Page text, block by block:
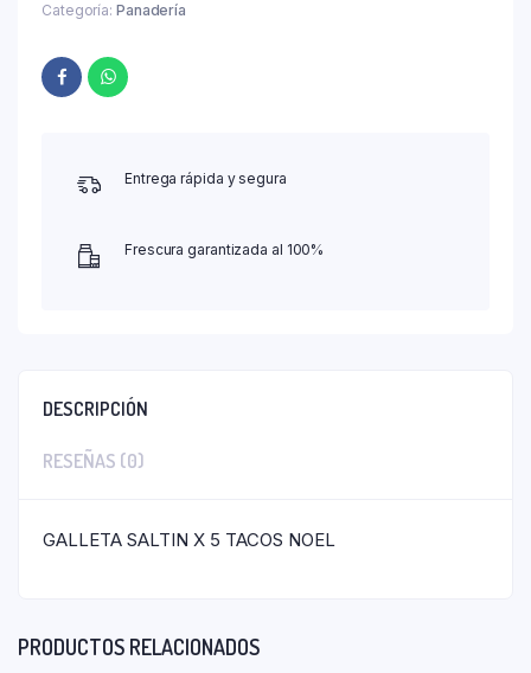
Categoría: Panadería
Entrega rápida y segura
Frescura garantizada al 100%
DESCRIPCIÓN
RESEÑAS (0)
GALLETA SALTIN ​​X 5 TACOS NOEL
PRODUCTOS RELACIONADOS